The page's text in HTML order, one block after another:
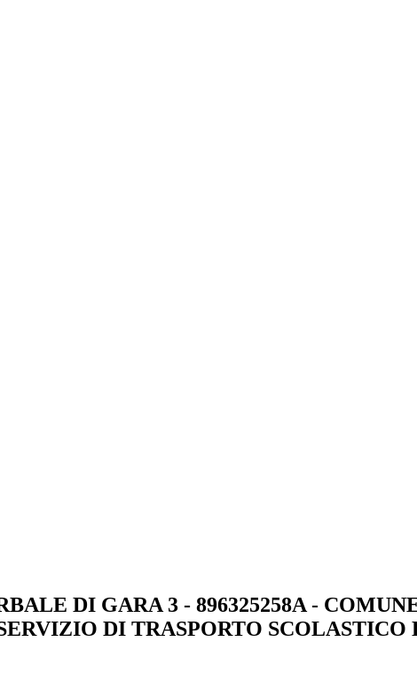
DI GARA 3 - 896325258A -
DI TRASPORTO